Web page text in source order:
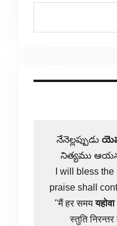
నేనెల్లప్పుడు
నిత్యము ఆయన
I will bless the
praise shall
"मैं हर समययहोवा
स्तुति